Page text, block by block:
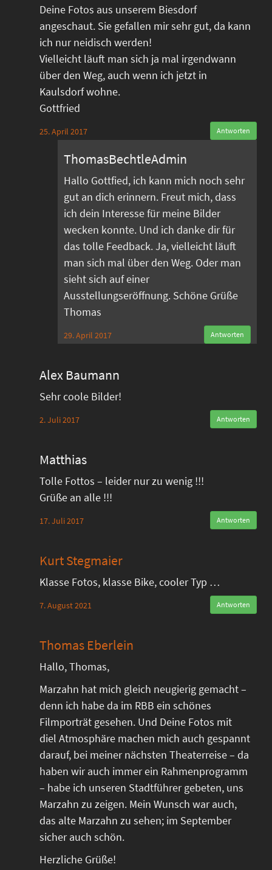
Deine Fotos aus unserem Biesdorf
angeschaut. Sie gefallen mir sehr gut, da kann
ich nur neidisch werden!
Vielleicht läuft man sich ja mal irgendwann
über den Weg, auch wenn ich jetzt in
Kaulsdorf wohne.
Gottfried
25. April 2017 Antworten
ThomasBechtleAdmin
Hallo Gottfied, ich kann mich noch sehr
gut an dich erinnern. Freut mich, dass
ich dein Interesse für meine Bilder
wecken konnte. Und ich danke dir für
das tolle Feedback. Ja, vielleicht läuft
man sich mal über den Weg. Oder man
sieht sich auf einer
Ausstellungseröffnung. Schöne Grüße
Thomas
29. April 2017 Antworten
Alex Baumann
Sehr coole Bilder!
2. Juli 2017 Antworten
Matthias
Tolle Fottos – leider nur zu wenig !!!
Grüße an alle !!!
17. Juli 2017 Antworten
Kurt Stegmaier
Klasse Fotos, klasse Bike, cooler Typ …
7. August 2021 Antworten
Thomas Eberlein
Hallo, Thomas,
Marzahn hat mich gleich neugierig gemacht –
denn ich habe da im RBB ein schönes
Filmporträt gesehen. Und Deine Fotos mit
diel Atmosphäre machen mich auch gespannt
darauf, bei meiner nächsten Theaterreise – da
haben wir auch immer ein Rahmenprogramm
– habe ich unseren Stadtführer gebeten, uns
Marzahn zu zeigen. Mein Wunsch war auch,
das alte Marzahn zu sehen; im September
sicher auch schön.
Herzliche Grüße!